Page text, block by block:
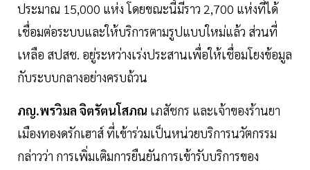
ประมาณ 15,000 แห่ง โดยขณะนี้มีราว 2,700 แห่งที่ได้
เชื่อมต่อระบบและให้บริการตามรูปแบบใหม่แล้ว ส่วนที่
เหลือ สปสช. อยู่ระหว่างเร่งประสานเพื่อให้เชื่อมโยงข้อมูล
กับระบบกลางอย่างครบถ้วน
ภญ.พรวิมล จิตรัตนโสภณ เภสัชกร และเจ้าของร้านยา
เมืองทองดรักเฮาส์ ที่เข้าร่วมเป็นหน่วยบริการนวัตกรรม
กล่าวว่า การเพิ่มเติมการยืนยันการเข้ารับบริการของ